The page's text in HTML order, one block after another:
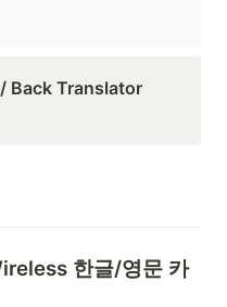
/ Back Translator
한글/영문 카